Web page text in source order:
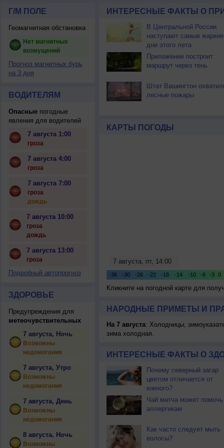
Г/М ПОЛЕ
Геомагнитная обстановка
Нет магнитных
возмущений
Прогноз магнитных бурь
на 3 дня
ВОДИТЕЛЯМ
Опасныепогодные
явления для водителей
7 августа 1:00
гроза
7 августа 4:00
гроза
7 августа 7:00
гроза
дождь
7 августа 10:00
гроза
дождь
7 августа 13:00
гроза
Подробный автопрогноз
ЗДОРОВЬЕ
Предупреждения для
метеочувствительных
7 августа, Ночь
Возможны
недомогания
7 августа, Утро
Возможны
недомогания
7 августа, День
Возможны
недомогания
8 августа, Ночь
Возможны
ИНТЕРЕСНЫЕ ФАКТЫ О
В Центральной России
наступают самые жаркие
дни этого лета
Приложение построит
маршрут через тень
Штат Вашингтон
лесные пожары
КАРТЫ ПОГОДЫ
Кликните на погодной карте для
НАРОДНЫЕ ПРИМЕТЫ И
На 7 августа: Холодницы,
зима холодная.
ИНТЕРЕСНЫЕ ФАКТЫ О
Почему северный загар
цветом отличается от
южного?
Чай матча может помочь
аллергикам
Как часто следует мыть
волосы?